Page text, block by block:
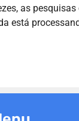
as
está